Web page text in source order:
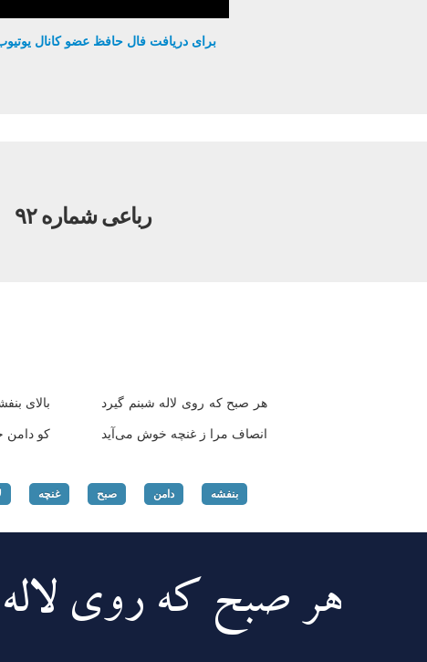
برای دریافت فال حافظ عضو کانال
رباعی شماره ۹۲
هر صبح که روی لاله شبنم گیرد بالای
انصاف مرا ز غنچه خوش می‌آید کو دامن
بنفشه دامن صبح غنچه